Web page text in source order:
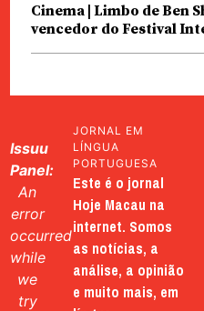
Cinema | Limbo de Ben
vencedor do Festival
Issuu
Panel:
An
error
occurred
while
we
try
JORNAL EM
LÍNGUA
PORTUGUESA
Este é o jornal
Hoje Macau na
internet. Somos
as notícias, a
análise, a opinião
e muito mais, em